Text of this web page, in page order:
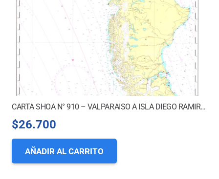
CARTA SHOA N° 910 – VALPARAISO A ISLA DIEGO RAMIREZ
$26.700
AÑADIR AL CARRITO